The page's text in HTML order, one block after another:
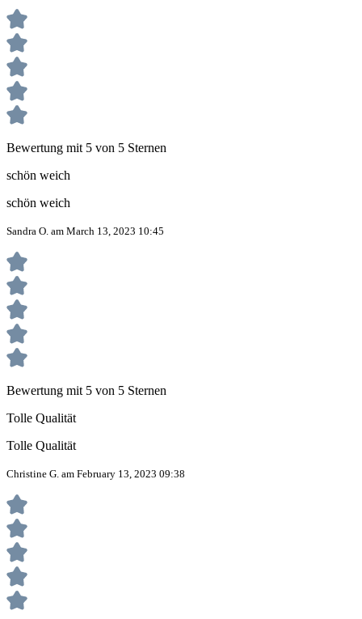
Bewertung mit 5 von 5 Sternen
schön weich
schön weich
Sandra O. am March 13, 2023 10:45
Bewertung mit 5 von 5 Sternen
Tolle Qualität
Tolle Qualität
Christine G. am February 13, 2023 09:38